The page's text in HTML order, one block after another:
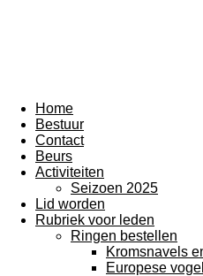
Home
Bestuur
Contact
Beurs
Activiteiten
Seizoen 2025
Lid worden
Rubriek voor leden
Ringen bestellen
Kromsnavels
Europese